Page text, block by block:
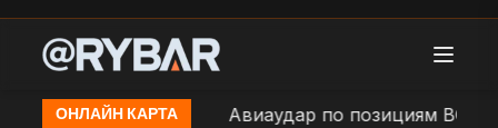
ОНЛАЙН КАРТА
районе н.п. Сумы Авиаудар по позициям ВСУ в